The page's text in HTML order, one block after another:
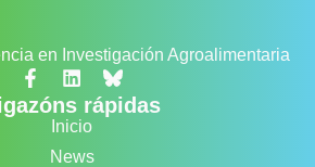
en Investigación Agroalimentaria
rápidas
Inicio
News